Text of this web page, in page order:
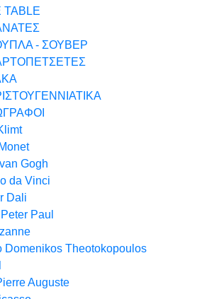
TABLE
- ΣΟΥΒΕΡ
Gogh
da Vinci
Dali
Paul
Domenikos Theotokopoulos
Auguste